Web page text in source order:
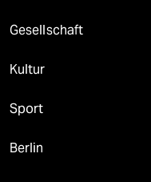
Gesellschaft
Kultur
Sport
Berlin